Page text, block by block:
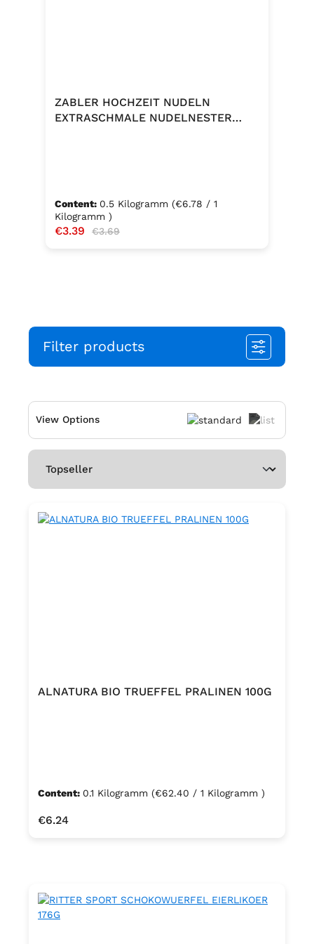
ZABLER HOCHZEIT NUDELN
EXTRASCHMALE NUDELNESTER
Content: 0.5 Kilogramm (€6.78 / 1
Kilogramm )
Sale price:
€3.39 Regular price:
€3.69
Filter products
View Options
ALNATURA BIO TRUEFFEL PRALINEN 100G
Content: 0.1 Kilogramm (€62.40 / 1 Kilogramm )
Regular price:
€6.24